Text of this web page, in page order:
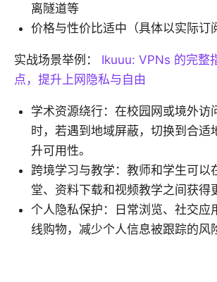
离隧道等
价格与性价比适中（具体以实际订
实战场景举例： Ikuuu: VPNs 的完整
点，提升上网隐私与自由
学术资源绕行：在校园网或境外访
时，若遇到地域屏蔽，切换到合适
升可用性。
跨境学习与教学：教师和学生可以
堂、资料下载和视频教学之间获得
个人隐私保护：日常浏览、社交应
线购物，减少个人信息被跟踪的风